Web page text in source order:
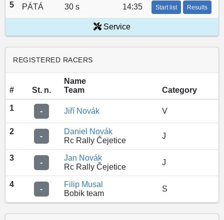
5 PÁTÁ 30 s 14:35 Start list Results
Service
REGISTERED RACERS
# St. n.
Name
Team
Category
1 - Jiří Novák V
2
-
Daniel Novák
Rc Rally Čejetice
J
3
-
Jan Novák
Rc Rally Čejetice
J
4
-
Filip Musal
Bobik team
S